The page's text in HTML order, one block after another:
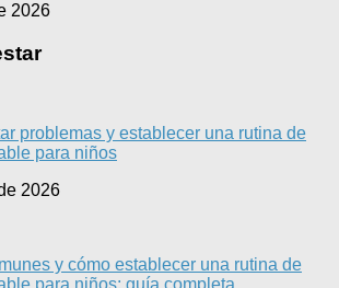
2026
problemas y establecer una rutina de
para niños
2026
y cómo establecer una rutina de
para niños: guía completa